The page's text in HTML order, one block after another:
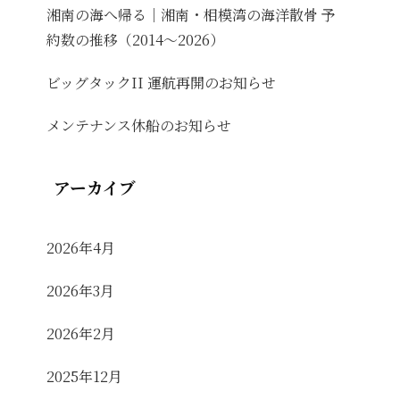
湘南の海へ帰る｜湘南・相模湾の海洋散骨 予
約数の推移（2014〜2026）
ビッグタックII 運航再開のお知らせ
メンテナンス休船のお知らせ
アーカイブ
2026年4月
2026年3月
2026年2月
2025年12月